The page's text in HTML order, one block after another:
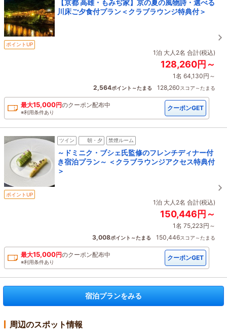
【京都 高雄・もみぢ家】京の夏の風物詩・選べる
川床ご夕食付プラン＜クラブラウンジ特典付＞
ポイントUP
1泊 大人2名 合計(税込)
128,260円～
1名 64,130円～
2,564ポイント～たまる 128,260スコア～たまる
最大15,000円のクーポン配布中
※利用条件あり
クーポンGET
ツイン 朝・夕 禁煙ルーム
～ドミニク・ブシェ氏監修のフレンチディナー付
き宿泊プラン～ ＜クラブラウンジアクセス特典付
＞
ポイントUP
1泊 大人2名 合計(税込)
150,446円～
1名 75,223円～
3,008ポイント～たまる 150,446スコア～たまる
最大15,000円のクーポン配布中
※利用条件あり
クーポンGET
宿泊プランをみる
周辺のスポット情報